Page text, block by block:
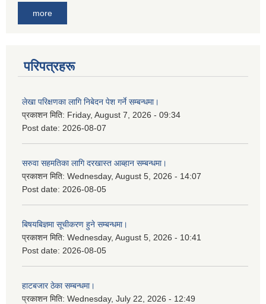
more
परिपत्रहरू
लेखा परिक्षणका लागि निबेदन पेश गर्ने सम्बन्धमा।
प्रकाशन मिति: Friday, August 7, 2026 - 09:34
Post date: 2026-08-07
सरुवा सहमतिका लागि दरखास्त आब्हान सम्बन्धमा।
प्रकाशन मिति: Wednesday, August 5, 2026 - 14:07
Post date: 2026-08-05
बिषयबिज्ञमा सूचीकरण हुने सम्बन्धमा।
प्रकाशन मिति: Wednesday, August 5, 2026 - 10:41
Post date: 2026-08-05
हाटबजार ठेका सम्बन्धमा।
प्रकाशन मिति: Wednesday, July 22, 2026 - 12:49